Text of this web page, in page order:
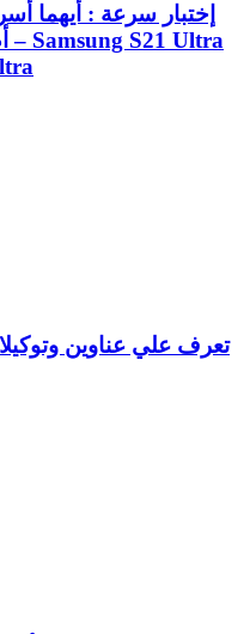
تعرف علي عناوين